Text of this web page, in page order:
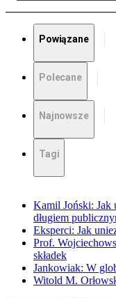
Powiązane
Polecane
Najnowsze
Tagi
Kamil Joński: Jak
długiem
Eksperci: Jak
Prof.
składek
Jankowiak: W
Witold M.